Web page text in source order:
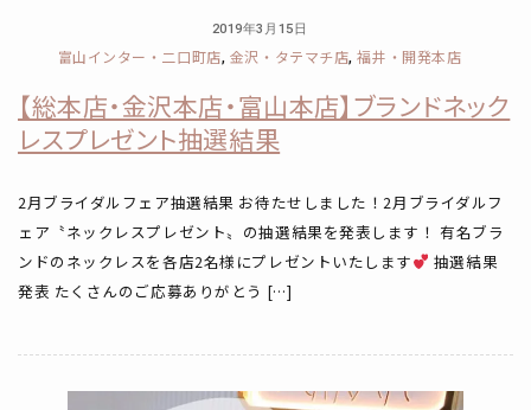
2019年3月15日
富山インター・二口町店, 金沢・タテマチ店,福井・開発本店
【総本店・金沢本店・富山本店】ブランドネック
レスプレゼント抽選結果
2月ブライダルフェア抽選結果 お待たせしました！2月ブライダルフ
ェア〝ネックレスプレゼント〟の抽選結果を発表します！ 有名ブラ
ンドのネックレスを各店2名様にプレゼントいたします
抽選結果
発表 たくさんのご応募ありがとう […]